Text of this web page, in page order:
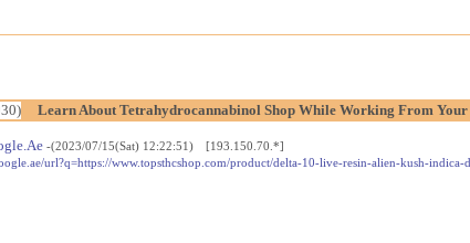
Learn About Tetrahydrocannabinol Shop While Working From Your
-(2023/07/15(Sat) 12:22:51) [193.150.70.*]
url?q=https://www.topsthcshop.com/product/delta-10-live-resin-alien-kush-indica-